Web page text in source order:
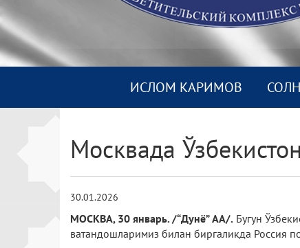
ИСЛОМ КАРИМОВ
Москвада
30.01.2026
МОСКВА, 30 январь. /“Дунё” АА/. Бугун
ватандошларимиз билан биргаликда Россия